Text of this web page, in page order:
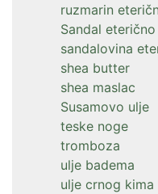
ruzmarin
Sandal
sandalovina
shea butter
shea maslac
Susamovo ulje
teske noge
tromboza
ulje badema
ulje crnog kima